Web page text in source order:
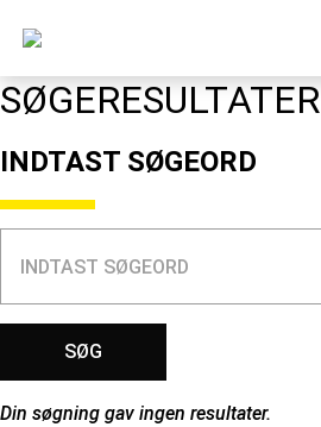
SØGERESULTATER
INDTAST SØGEORD
Din søgning gav ingen resultater.